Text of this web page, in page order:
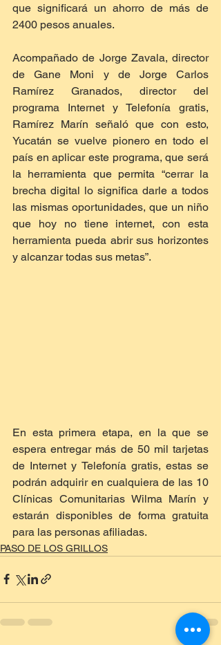
que significará un ahorro de más de
2400 pesos anuales.
Acompañado de Jorge Zavala, director
de Gane Moni y de Jorge Carlos
Ramírez Granados, director del
programa Internet y Telefonía gratis,
Ramírez Marín señaló que con esto,
Yucatán se vuelve pionero en todo el
país en aplicar este programa, que será
la herramienta que permita “cerrar la
brecha digital lo significa darle a todos
las mismas oportunidades, que un niño
que hoy no tiene internet, con esta
herramienta pueda abrir sus horizontes
y alcanzar todas sus metas”.
En esta primera etapa, en la que se
espera entregar más de 50 mil tarjetas
de Internet y Telefonía gratis, estas se
podrán adquirir en cualquiera de las 10
Clínicas Comunitarias Wilma Marín y
estarán disponibles de forma gratuita
para las personas afiliadas.
PASO DE LOS GRILLOS